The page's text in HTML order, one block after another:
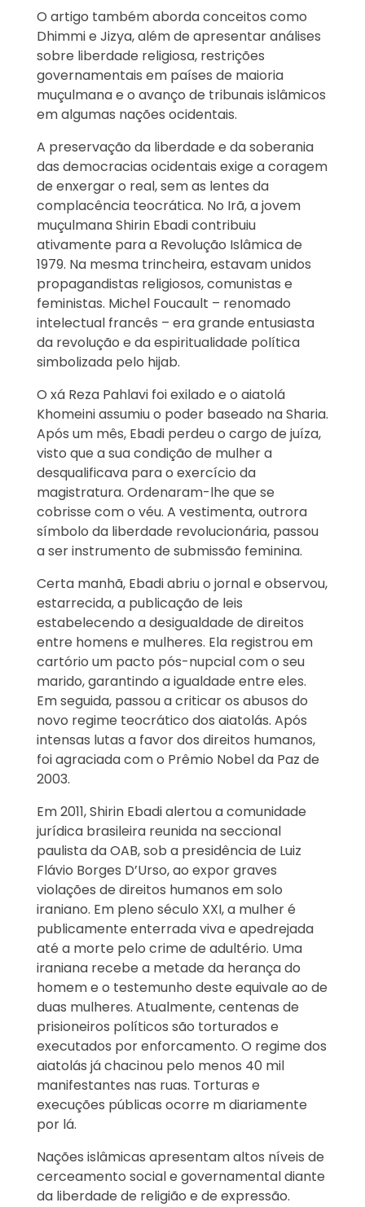
O artigo também aborda conceitos como
Dhimmi e Jizya, além de apresentar análises
sobre liberdade religiosa, restrições
governamentais em países de maioria
muçulmana e o avanço de tribunais islâmicos
em algumas nações ocidentais.
A preservação da liberdade e da soberania
das democracias ocidentais exige a coragem
de enxergar o real, sem as lentes da
complacência teocrática. No Irã, a jovem
muçulmana Shirin Ebadi contribuiu
ativamente para a Revolução Islâmica de
1979. Na mesma trincheira, estavam unidos
propagandistas religiosos, comunistas e
feministas. Michel Foucault – renomado
intelectual francês – era grande entusiasta
da revolução e da espiritualidade política
simbolizada pelo hijab.
O xá Reza Pahlavi foi exilado e o aiatolá
Khomeini assumiu o poder baseado na Sharia.
Após um mês, Ebadi perdeu o cargo de juíza,
visto que a sua condição de mulher a
desqualificava para o exercício da
magistratura. Ordenaram-lhe que se
cobrisse com o véu. A vestimenta, outrora
símbolo da liberdade revolucionária, passou
a ser instrumento de submissão feminina.
Certa manhã, Ebadi abriu o jornal e observou,
estarrecida, a publicação de leis
estabelecendo a desigualdade de direitos
entre homens e mulheres. Ela registrou em
cartório um pacto pós-nupcial com o seu
marido, garantindo a igualdade entre eles.
Em seguida, passou a criticar os abusos do
novo regime teocrático dos aiatolás. Após
intensas lutas a favor dos direitos humanos,
foi agraciada com o Prêmio Nobel da Paz de
2003.
Em 2011, Shirin Ebadi alertou a comunidade
jurídica brasileira reunida na seccional
paulista da OAB, sob a presidência de Luiz
Flávio Borges D’Urso, ao expor graves
violações de direitos humanos em solo
iraniano. Em pleno século XXI, a mulher é
publicamente enterrada viva e apedrejada
até a morte pelo crime de adultério. Uma
iraniana recebe a metade da herança do
homem e o testemunho deste equivale ao de
duas mulheres. Atualmente, centenas de
prisioneiros políticos são torturados e
executados por enforcamento. O regime dos
aiatolás já chacinou pelo menos 40 mil
manifestantes nas ruas. Torturas e
execuções públicas ocorre m diariamente
por lá.
Nações islâmicas apresentam altos níveis de
cerceamento social e governamental diante
da liberdade de religião e de expressão.